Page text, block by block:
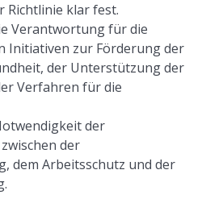
Richtlinie klar fest.
Verantwortung für die
Initiativen zur Förderung der
der Unterstützung der
Verfahren für die
der
der
dem Arbeitsschutz und der